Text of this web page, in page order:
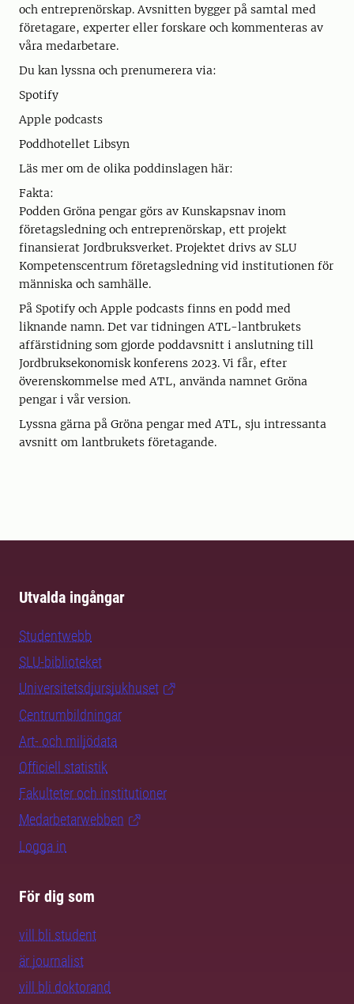
och entreprenörskap. Avsnitten bygger på samtal med
företagare, experter eller forskare och kommenteras av
våra medarbetare.
Du kan lyssna och prenumerera via:
Spotify
Apple podcasts
Poddhotellet Libsyn
Läs mer om de olika poddinslagen här:
Fakta:
Podden Gröna pengar görs av Kunskapsnav inom
företagsledning och entreprenörskap, ett projekt
finansierat Jordbruksverket. Projektet drivs av SLU
Kompetenscentrum företagsledning vid institutionen för
människa och samhälle.
På Spotify och Apple podcasts finns en podd med
liknande namn. Det var tidningen ATL-lantbrukets
affärstidning som gjorde poddavsnitt i anslutning till
Jordbruksekonomisk konferens 2023. Vi får, efter
överenskommelse med ATL, använda namnet Gröna
pengar i vår version.
Lyssna gärna på Gröna pengar med ATL, sju intressanta
avsnitt om lantbrukets företagande.
Utvalda ingångar
Studentwebb
SLU-biblioteket
Universitetsdjursjukhuset
Centrumbildningar
Art- och miljödata
Officiell statistik
Fakulteter och institutioner
Medarbetarwebben
Logga in
För dig som
vill bli student
är journalist
vill bli doktorand